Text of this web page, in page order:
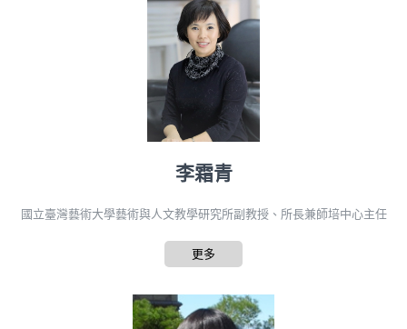
李霜青
國立臺灣藝術大學藝術與人文教學研究所副教授、所長兼師培中心主任
更多